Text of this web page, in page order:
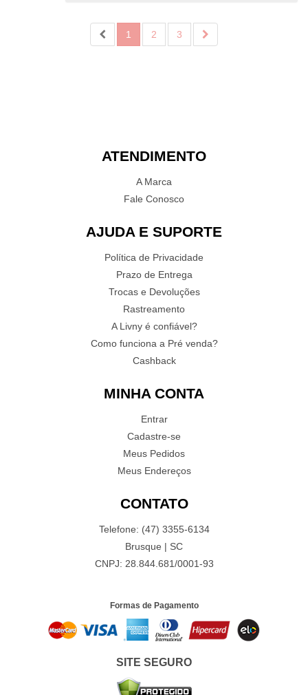
1 2 3
ATENDIMENTO
A Marca
Fale Conosco
AJUDA E SUPORTE
Política de Privacidade
Prazo de Entrega
Trocas e Devoluções
Rastreamento
A Livny é confiável?
Como funciona a Pré venda?
Cashback
MINHA CONTA
Entrar
Cadastre-se
Meus Pedidos
Meus Endereços
CONTATO
Telefone: (47) 3355-6134
Brusque | SC
CNPJ: 28.844.681/0001-93
Formas de Pagamento
SITE SEGURO